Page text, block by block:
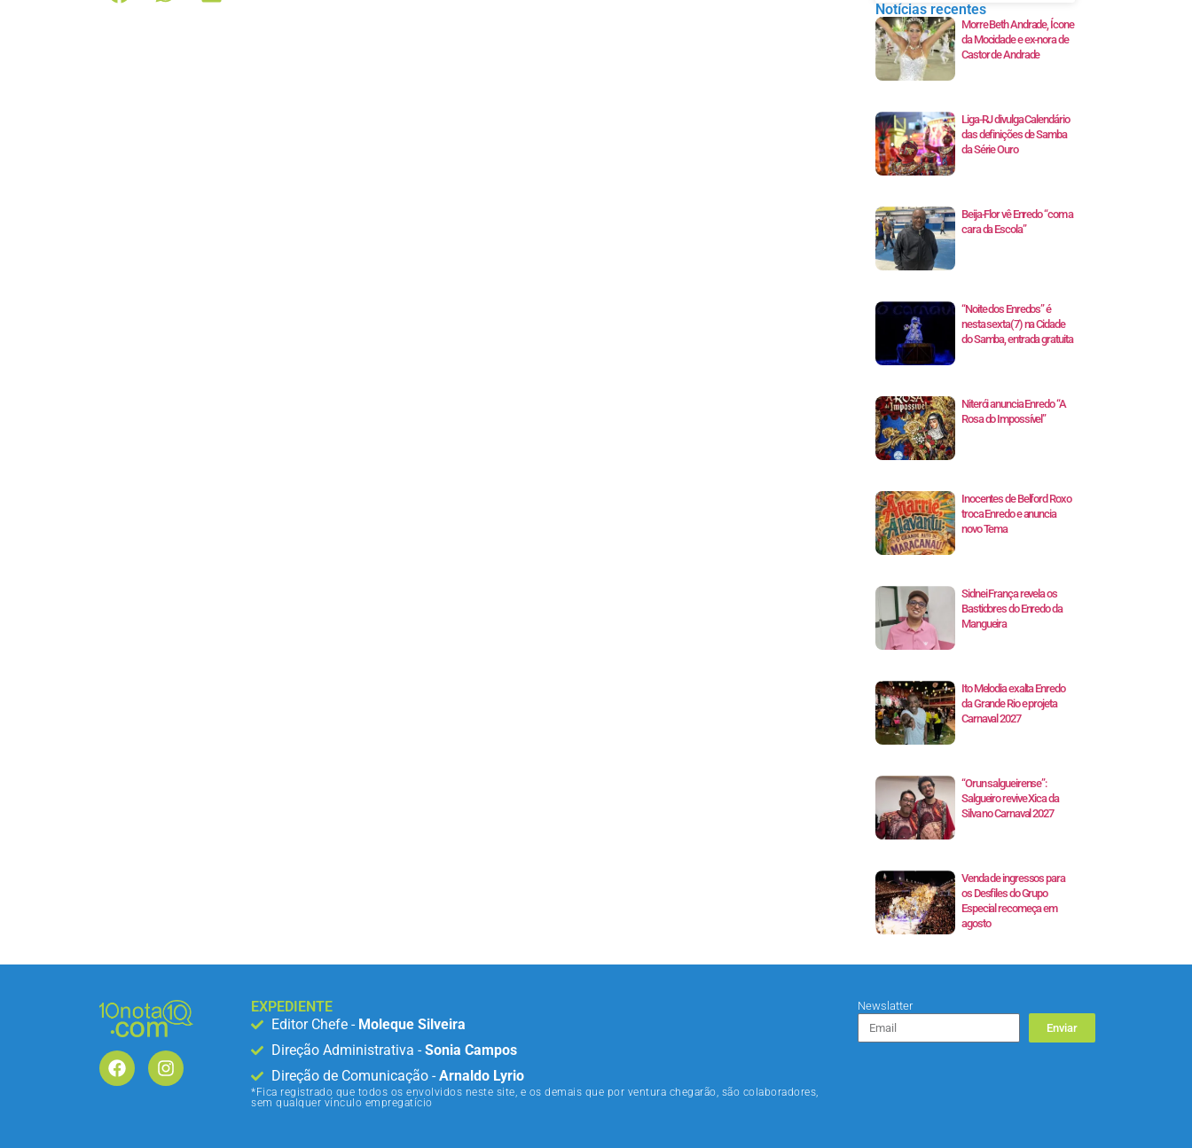
Notícias recentes
Morre Beth Andrade, Ícone
da Mocidade e ex-nora de
Castor de Andrade
Liga-RJ divulga Calendário
das definições de Samba
da Série Ouro
Beija-Flor vê Enredo “com a
cara da Escola”
“Noite dos Enredos” é
nesta sexta(7) na Cidade
do Samba, entrada gratuita
Niterói anuncia Enredo “A
Rosa do Impossível”
Inocentes de Belford Roxo
troca Enredo e anuncia
novo Tema
Sidnei França revela os
Bastidores do Enredo da
Mangueira
Ito Melodia exalta Enredo
da Grande Rio e projeta
Carnaval 2027
“Orun salgueirense”:
Salgueiro revive Xica da
Silva no Carnaval 2027
Venda de ingressos para
os Desfiles do Grupo
Especial recomeça em
agosto
EXPEDIENTE
Editor Chefe - Moleque Silveira
Direção Administrativa -Sonia Campos
Direção de Comunicação -Arnaldo Lyrio
*Fica registrado que todos os envolvidos neste site, e os demais que por ventura chegarão, são colaboradores,
sem qualquer vínculo empregatício
Newslatter
Enviar